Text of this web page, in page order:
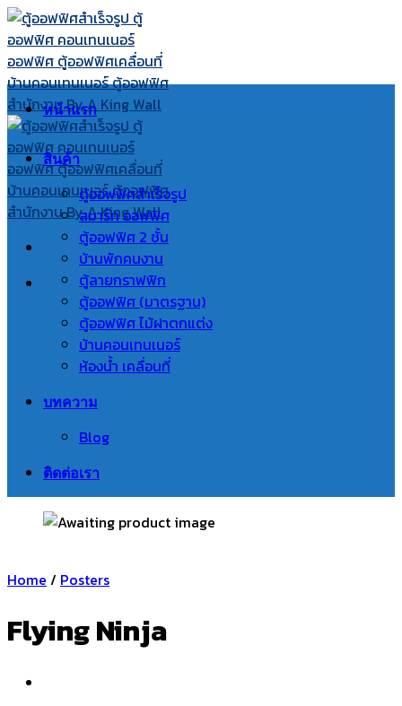
Skip
to
content
หน้าแรก
สินค้า
ตู้ออฟฟิศสำเร็จรูป
สมาร์ท ออฟฟิศ
ตู้ออฟฟิศ 2 ชั้น
บ้านพักคนงาน
ตู้ลายกราฟฟิก
ตู้ออฟฟิศ (มาตรฐาน)
ตู้ออฟฟิศ ไม้ฝาตกแต่ง
บ้านคอนเทนเนอร์
ห้องน้ำ เคลื่อนที่
บทความ
Blog
ติดต่อเรา
Home / Posters
Flying Ninja